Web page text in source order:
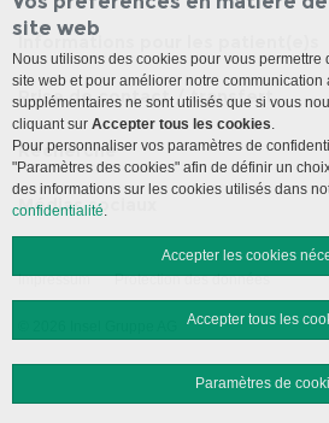
Prise de contact / transfert
Recherche
Médias sociaux
Impressum Protection des données
site web
Nous utilisons des cookies pour vous permettre
site web et pour améliorer notre communication
supplémentaires ne sont utilisés que si vous
cliquant sur Accepter tous les cookies.
Pour personnaliser vos paramètres de
"Paramètres des cookies" afin de définir un
des informations sur les cookies utilisés dans
confidentialité.
Accepter les cookies
Accepter tous les
Paramètres de